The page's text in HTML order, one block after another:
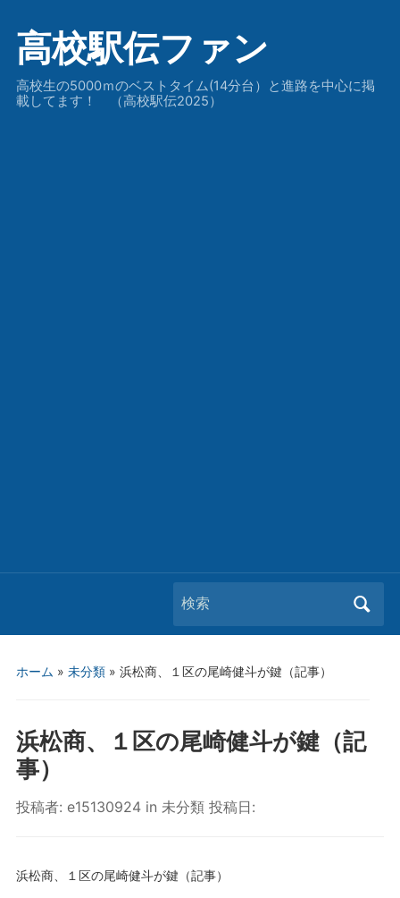
高校駅伝ファン
高校生の5000ｍのベストタイム(14分台）と進路を中心に掲
載してます！ （高校駅伝2025）
Search
for:
ホーム » 未分類» 浜松商、１区の尾崎健斗が鍵（記事）
浜松商、１区の尾崎健斗が鍵（記
事）
投稿者: e15130924 in 未分類投稿日:
浜松商、１区の尾崎健斗が鍵（記事）